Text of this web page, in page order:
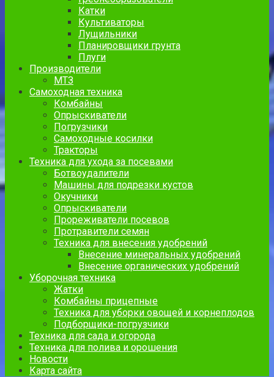
Катки
Культиваторы
Лущильники
Планировщики грунта
Плуги
Производители
МТЗ
Самоходная техника
Комбайны
Опрыскиватели
Погрузчики
Самоходные косилки
Тракторы
Техника для ухода за посевами
Ботвоудалители
Машины для подрезки кустов
Окучники
Опрыскиватели
Прореживатели посевов
Протравители семян
Техника для внесения удобрений
Внесение минеральных удобрений
Внесение органических удобрений
Уборочная техника
Жатки
Комбайны прицепные
Техника для уборки овощей и корнеплодов
Подборщики-погрузчики
Техника для сада и огорода
Техника для полива и орошения
Новости
Карта сайта